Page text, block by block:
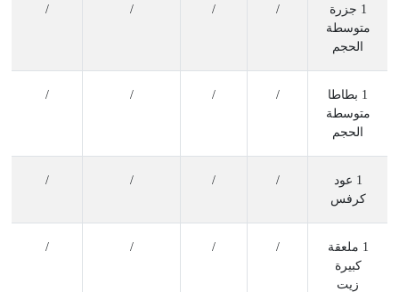
1 جزرة
متوسطة
الحجم
/
/
/
/
1 بطاطا
متوسطة
الحجم
/
/
/
/
1 عود
كرفس
/
/
/
/
1 ملعقة
كبيرة
زيت
/
/
/
/